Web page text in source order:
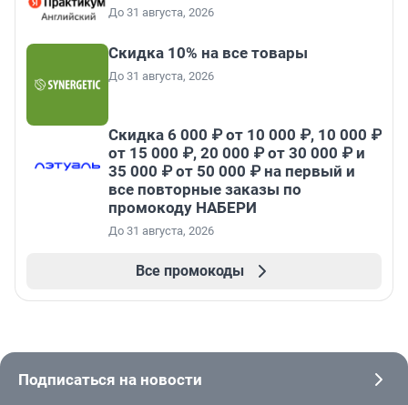
До 31 августа, 2026
Скидка 10% на все товары
До 31 августа, 2026
Скидка 6 000 ₽ от 10 000 ₽, 10 000 ₽
от 15 000 ₽, 20 000 ₽ от 30 000 ₽ и
35 000 ₽ от 50 000 ₽ на первый и
все повторные заказы по
промокоду НАБЕРИ
До 31 августа, 2026
Все промокоды
Подписаться на новости